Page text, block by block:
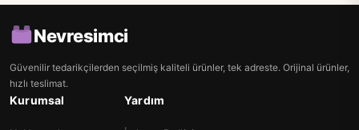
Nevresimci
Güvenilir tedarikçilerden seçilmiş kaliteli ürünler, tek adreste. Orijinal ürünler,
hızlı teslimat.
Kurumsal Yardım